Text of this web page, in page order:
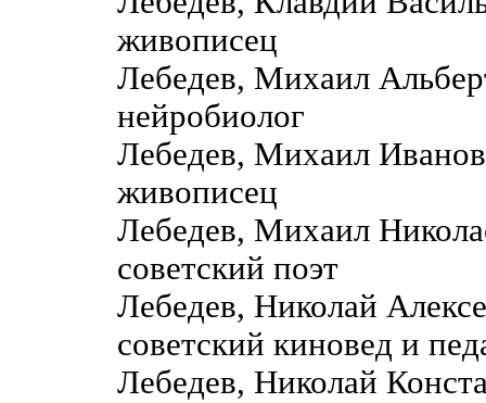
живописец
Лебедев, Михаил
нейробиолог
Лебедев, Михаил
живописец
Лебедев, Михаил
советский поэт
Лебедев, Николай
советский киновед и
Лебедев, Николай